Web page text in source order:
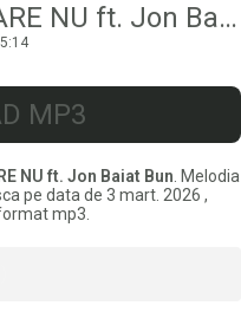
Shobby – CARE E SI CARE NU ft. Jon Baiat Bun
MP3
NU ft. Jon Baiat Bun . Melodia
pe data de 3 mart. 2026 ,
mp3.